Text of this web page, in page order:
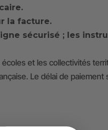
la facture.
sécurisé ; les
et les collectivités
Le délai de paiement